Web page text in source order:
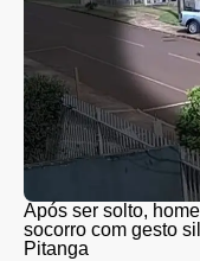
Após ser solto,
socorro com gesto
Pitanga